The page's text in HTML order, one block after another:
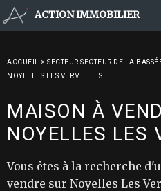
ACTION IMMOBILIER
ACCUEIL > SECTEUR SECTEUR DE LA
NOYELLES LES VERMELLES
MAISON À
NOYELLES LES
Vous êtes à la recherche
vendre sur Noyelles Les